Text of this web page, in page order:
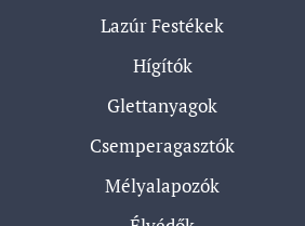
Lazúr Festékek
Hígítók
Glettanyagok
Csemperagasztók
Mélyalapozók